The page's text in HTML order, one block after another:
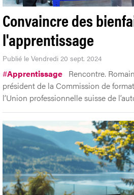
Convaincre des
l'apprentissage
Publié le Vendredi 20 sept. 2024
#Apprentissage Rencontre.
président de la Commission de
l’Union professionnelle suisse de